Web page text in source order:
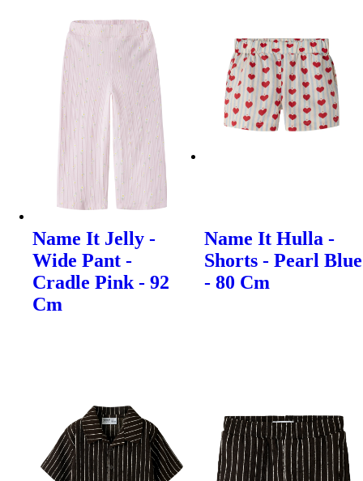
Name It Jelly -
Wide Pant -
Cradle Pink - 92
Cm
Name It Hulla -
Shorts - Pearl Blue
- 80 Cm